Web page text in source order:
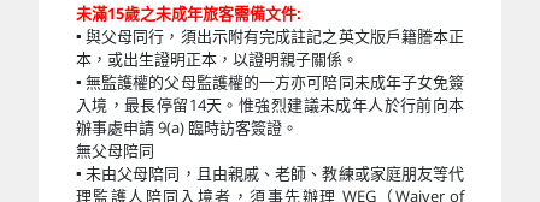
未滿15歲之未成年旅客需備文件:
▪ 與父母同行，須出示附有完成註記之英文版戶籍謄本正
本，或出生證明正本，以證明親子關係。
▪ 無監護權的父母監護權的一方亦可陪同未成年子女免簽
入境，最長停留14天。惟強烈建議未成年人於行前向本
辦事處申請 9(a) 臨時訪客簽證。
無父母陪同
▪ 未由父母陪同，且由親戚、老師、教練或家庭朋友等代
理監護人陪同入境者，須事先辦理 WEG（Waiver of